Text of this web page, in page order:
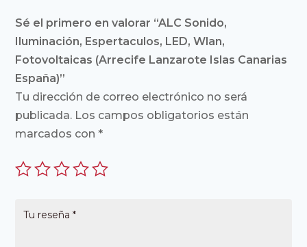
Sé el primero en valorar “ALC Sonido,
Iluminación, Espertaculos, LED, Wlan,
Fotovoltaicas (Arrecife Lanzarote Islas Canarias
España)”
Tu dirección de correo electrónico no será
publicada. Los campos obligatorios están
marcados con*